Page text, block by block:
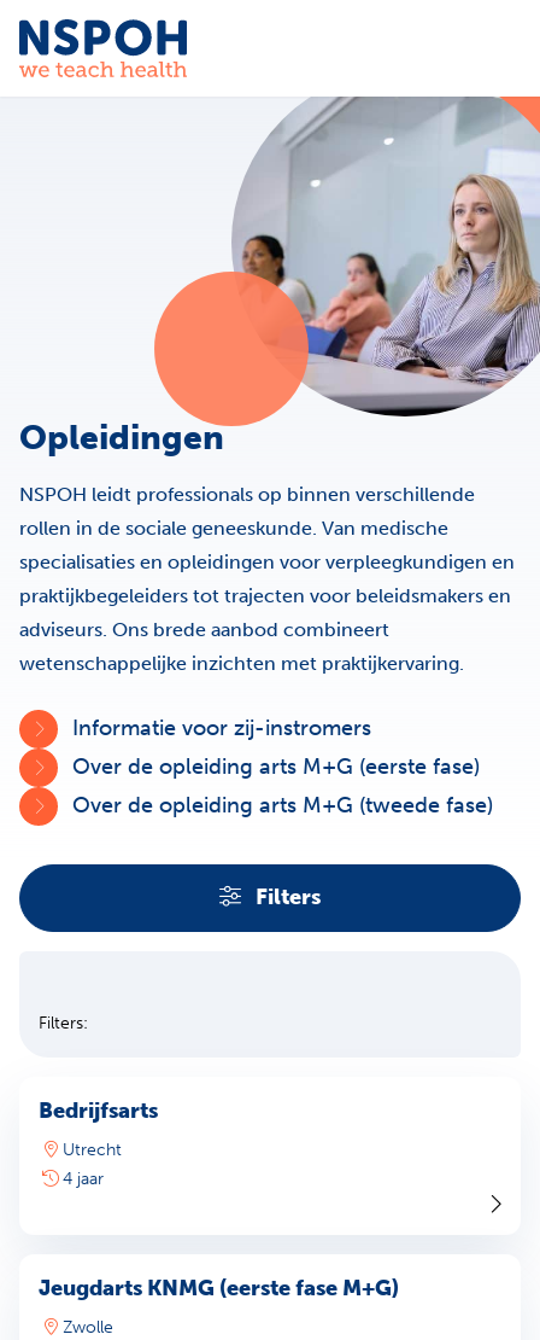
Ga naar de inhoud
Opleidingen
NSPOH leidt professionals op binnen verschillende
rollen in de sociale geneeskunde. Van medische
specialisaties en opleidingen voor verpleegkundigen en
praktijkbegeleiders tot trajecten voor beleidsmakers en
adviseurs. Ons brede aanbod combineert
wetenschappelijke inzichten met praktijkervaring.
Informatie voor zij-instromers
Over de opleiding arts M+G (eerste fase)
Over de opleiding arts M+G (tweede fase)
Filters
Sla filters over Filters
Filters:
Bedrijfsarts
Utrecht
4 jaar
Jeugdarts KNMG (eerste fase M+G)
Zwolle